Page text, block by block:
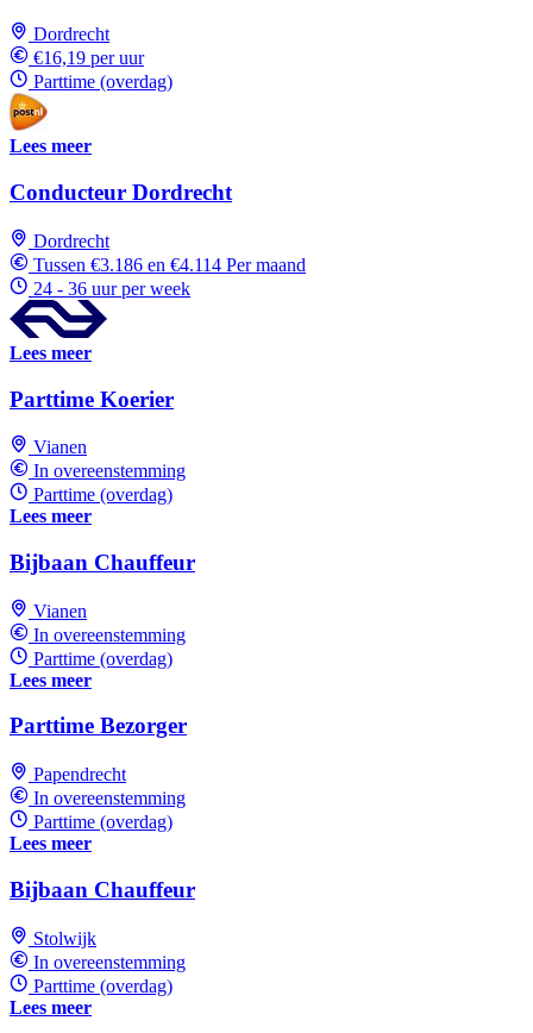
Dordrecht
€16,19 per uur
Parttime (overdag)
Lees meer
Conducteur Dordrecht
Dordrecht
Tussen €3.186 en €4.114 Per maand
24 - 36 uur per week
Lees meer
Parttime Koerier
Vianen
In overeenstemming
Parttime (overdag)
Lees meer
Bijbaan Chauffeur
Vianen
In overeenstemming
Parttime (overdag)
Lees meer
Parttime Bezorger
Papendrecht
In overeenstemming
Parttime (overdag)
Lees meer
Bijbaan Chauffeur
Stolwijk
In overeenstemming
Parttime (overdag)
Lees meer